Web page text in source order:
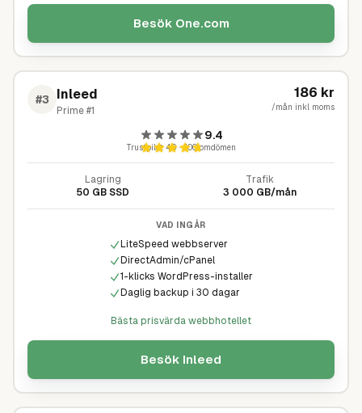
Besök One.com
#3 Inleed
Prime #1
186 kr
/mån inkl moms
9.4
Trustpilot4,9· 400omdömen
Lagring
50 GB SSD
Trafik
3 000 GB/mån
VAD INGÅR
LiteSpeed webbserver
DirectAdmin/cPanel
1-klicks WordPress-installer
Daglig backup i 30 dagar
Bästa prisvärda webbhotellet
Besök Inleed